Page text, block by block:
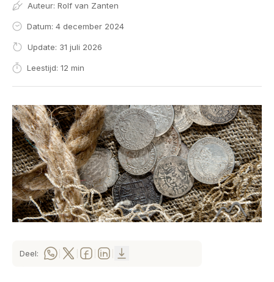
Auteur: Rolf van Zanten
Datum: 4 december 2024
Update: 31 juli 2026
Leestijd: 12 min
Deel: